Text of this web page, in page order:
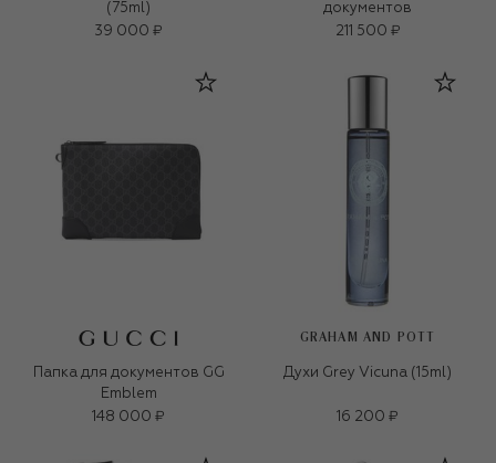
(75ml)
39 000 ₽
документов
211 500 ₽
Папка для документов GG
Emblem
148 000 ₽
GRAHAM AND POTT
Духи Grey Vicuna (15ml)
16 200 ₽